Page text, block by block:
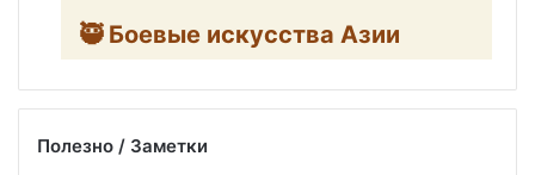
🥷 Боевые искусства Азии
Полезно / Заметки